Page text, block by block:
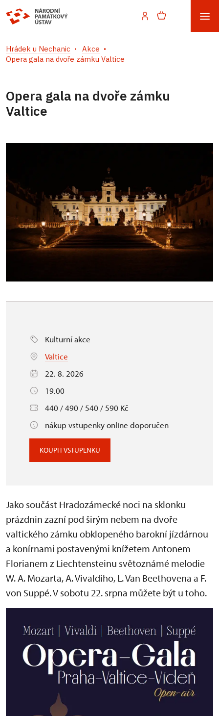
Hrádek u Nechanic
Akce
Opera gala na dvoře zámku Valtice
Opera gala na dvoře zámku
Valtice
Kulturní akce
Valtice
22. 8. 2026
19.00
440 / 490 / 540 / 590 Kč
nákup vstupenky online doporučen
KOUPIT VSTUPENKU
Jako součást Hradozámecké noci na sklonku
prázdnin zazní pod širým nebem na dvoře
valtického zámku obklopeného barokní jízdárnou
a konírnami postavenými knížetem Antonem
Florianem z Liechtensteinu světoznámé melodie
W. A. Mozarta, A. Vivaldiho, L. Van Beethovena a F.
von Suppé. V sobotu 22. srpna můžete být u toho.